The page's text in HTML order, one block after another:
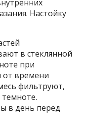
Настойку
в стеклянной
при
от времени
фильтруют,
в день перед